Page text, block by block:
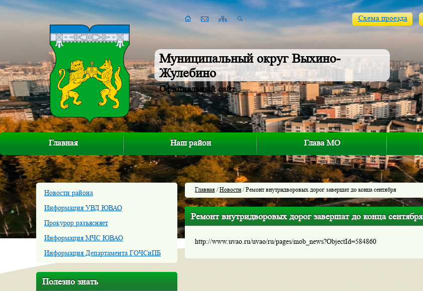
Муниципальный округ Выхино-
Жулебино
Официальный сайт
Схема проезда
Главная Наш район Глава МО
Новости района
Информация УВД ЮВАО
Прокурор разъясняет
Информация МЧС ЮВАО
Информация Департамента ГОЧСиПБ
Полезно знать
Главная /Новости/ Ремонт внутридворовых дорог завершат до конца сентября
Ремонт внутридворовых дорог завершат до конца сентября
http://www.uvao.ru/uvao/ru/pages/mob_news?ObjectId=584860